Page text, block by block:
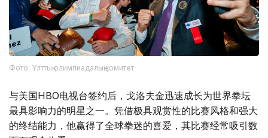
Фото: Ұлттық олимпиадалық комитет
与美国HBO电视台签约后，戈洛夫金迅速成长为世界拳坛
最具影响力的明星之一。凭借极具观赏性的比赛风格和强大
的终结能力，他赢得了全球拳迷的喜爱，其比赛经常吸引数